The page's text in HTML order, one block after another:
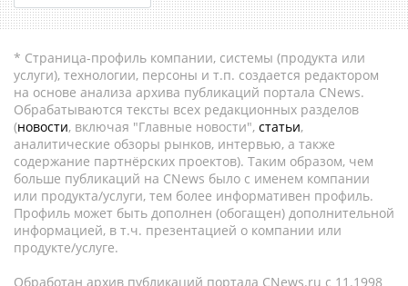
* Страница-профиль компании, системы (продукта или
услуги), технологии, персоны и т.п. создается редактором
на основе анализа архива публикаций портала CNews.
Обрабатываются тексты всех редакционных разделов
(новости, включая "Главные новости", статьи,
аналитические обзоры рынков, интервью, а также
содержание партнёрских проектов). Таким образом, чем
больше публикаций на CNews было с именем компании
или продукта/услуги, тем более информативен профиль.
Профиль может быть дополнен (обогащен) дополнительной
информацией, в т.ч. презентацией о компании или
продукте/услуге.
Обработан архив публикаций портала CNews.ru c 11.1998